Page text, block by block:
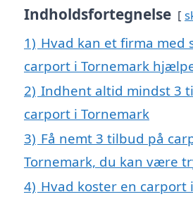
Indholdsfortegnelse
1) Hvad kan et firma med
carport i Tornemark
2) Indhent altid mindst 3
carport i Tornemark
3) Få nemt 3 tilbud på
Tornemark, du kan være
4) Hvad koster en carport